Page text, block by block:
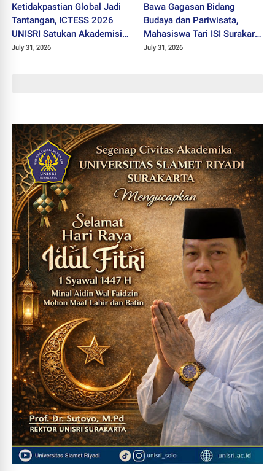
Ketidakpastian Global Jadi
Tantangan, ICTESS 2026
UNISRI Satukan Akademisi 5
Negara Demi Solusi Lintas
July 31, 2026
Bawa Gagasan Bidang
Budaya dan Pariwisata,
Mahasiswa Tari ISI Surakarta
Raih Medali Emas JEC 2026
July 31, 2026